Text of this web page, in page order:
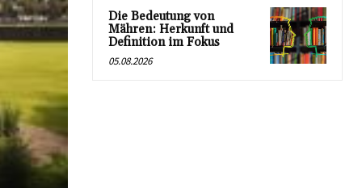
Die Bedeutung von
Mähren: Herkunft und
Definition im Fokus
05.08.2026